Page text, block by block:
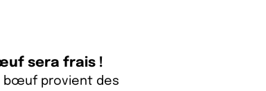
sera frais !
bœuf provient des